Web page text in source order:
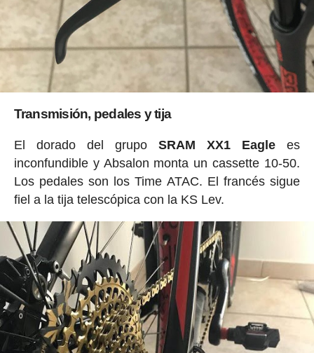
Transmisión, pedales y tija
El dorado del grupoSRAM XX1 Eaglees
inconfundible y Absalon monta un cassette 10-50.
Los pedales son los Time ATAC. El francés sigue
fiel a la tija telescópica con la KS Lev.